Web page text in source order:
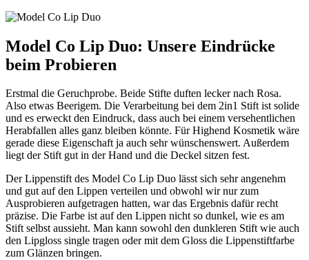
Model Co Lip Duo: Unsere Eindrücke
beim Probieren
Erstmal die Geruchprobe. Beide Stifte duften lecker nach Rosa.
Also etwas Beerigem. Die Verarbeitung bei dem 2in1 Stift ist solide
und es erweckt den Eindruck, dass auch bei einem versehentlichen
Herabfallen alles ganz bleiben könnte. Für Highend Kosmetik wäre
gerade diese Eigenschaft ja auch sehr wünschenswert. Außerdem
liegt der Stift gut in der Hand und die Deckel sitzen fest.
Der Lippenstift des Model Co Lip Duo lässt sich sehr angenehm
und gut auf den Lippen verteilen und obwohl wir nur zum
Ausprobieren aufgetragen hatten, war das Ergebnis dafür recht
präzise. Die Farbe ist auf den Lippen nicht so dunkel, wie es am
Stift selbst aussieht. Man kann sowohl den dunkleren Stift wie auch
den Lipgloss single tragen oder mit dem Gloss die Lippenstiftfarbe
zum Glänzen bringen.